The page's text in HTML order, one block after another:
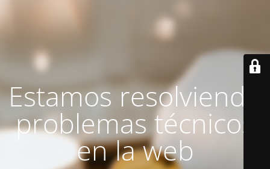
Estamos resolviendo
problemas técnicos
en la web